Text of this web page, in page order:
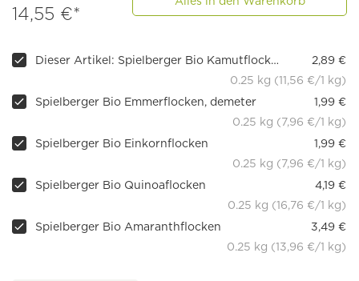
14,55 €*
Dieser Artikel: Spielberger Bio Kamutflocken
2,89 €
0.25 kg (11,56 €/1 kg)
Spielberger Bio Emmerflocken, demeter
1,99 €
0.25 kg (7,96 €/1 kg)
Spielberger Bio Einkornflocken
1,99 €
0.25 kg (7,96 €/1 kg)
Spielberger Bio Quinoaflocken
4,19 €
0.25 kg (16,76 €/1 kg)
Spielberger Bio Amaranthflocken
3,49 €
0.25 kg (13,96 €/1 kg)